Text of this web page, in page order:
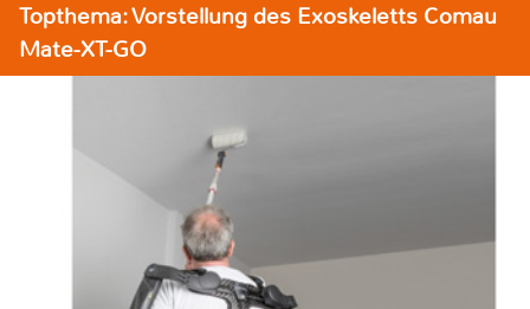
Topthema: Vorstellung des Exoskeletts Comau
Mate-XT-GO